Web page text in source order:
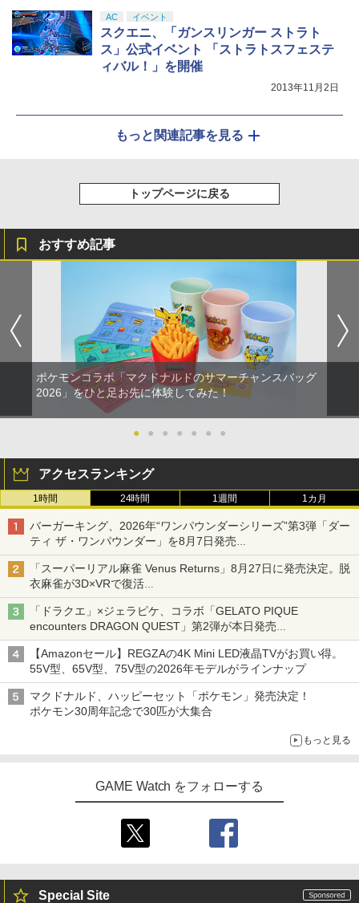
AC イベント
スクエニ、「ガンスリンガー ストラト
ス」公式イベント 「ストラトスフェステ
ィバル！」を開催
2013年11月2日
もっと関連記事を見る
トップページに戻る
おすすめ記事
ポケモンコラボ「マクドナルドのサマーチャンスバッグ
2026」をひと足お先に体験してみた！
● ● ● ● ● ● ●
アクセスランキング
1時間 24時間 1週間 1カ月
バーガーキング、2026年“ワンパウンダーシリーズ”第3弾「ダー
ティ ザ・ワンパウンダー」を8月7日発売
「特製ガーリックマヨソース」を使用した超大型チーズバーガー
「スーパーリアル麻雀 Venus Returns」8月27日に発売決定。脱
衣麻雀が3D×VRで復活
発売から2週間は20%オフになるセールが実施
「ドラクエ」×ジェラピケ、コラボ「GELATO PIQUE
encounters DRAGON QUEST」第2弾が本日発売
アイスカップに入ったスライムやわたぼう、ベビーサタンなどが
オリジナルアートで登場
【Amazonセール】REGZAの4K Mini LED液晶TVがお買い得。
55V型、65V型、75V型の2026年モデルがラインナップ
マクドナルド、ハッピーセット「ポケモン」発売決定！
ポケモン30周年記念で30匹が大集合
もっと見る
GAME Watch をフォローする
Special Site